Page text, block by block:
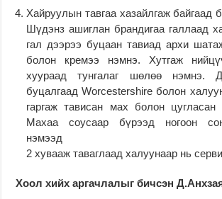
Хайруулын тавгаа хазайлгаж байгаад
Шүдэнз ашиглан брандигаа галлаад
гал дээрээ буцаан тавиад архи
болон кремээ нэмнэ. Хутгаж
хуураад тунгалаг шөлөө нэмнэ.
буцалгаад Worcestershire болон
гаргаж тависан мах болон цугласан
Махаа соусаар бүрээд ногоон
нэмээд
2 хувааж таваглаад халуунаар нь
Хоол хийх аргачлалыг бичсэн